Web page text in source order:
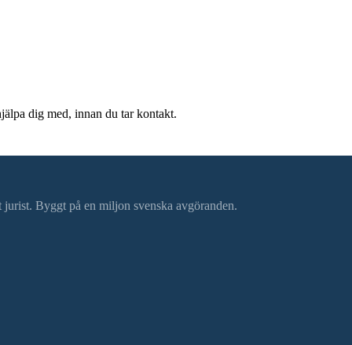
dig med, innan du tar kontakt.
Byggt på en miljon svenska avgöranden.